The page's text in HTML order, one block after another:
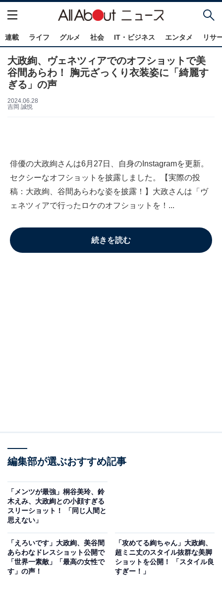
連載 ライフ グルメ 社会 IT・ビジネス エンタメ リサ
大政絢、ヴェネツィアでのオフショットで美
谷間あらわ！ 胸元ざっくり衣装姿に「綺麗す
ぎる」の声
2024.06.28
吉岡 誠悦
俳優の大政絢さんは6月27日、自身のInstagramを更新。
セクシーなオフショットを披露しました。【実際の投
稿：大政絢、谷間あらわな姿を披露！】大政さんは「ヴ
ェネツィアで行ったロケのオフショットを！...
続きを読む
編集部が選ぶおすすめ記事
「メンツが最強」桐谷美玲、鈴
木えみ、大政絢との小顔すぎる
スリーショット！ 「同じ人間と
思えない」
「えろいです」大政絢、美谷間
あらわなドレスショット公開で
「世界一素敵」「最高の女性で
す」の声！
「攻めてる絢ちゃん」大政絢、
超ミニ丈のスタイル抜群な美脚
ショットを公開！ 「スタイル良
すぎー！」